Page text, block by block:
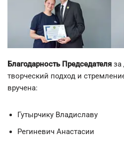
Благодарность Председателя за
творческий подход и
вручена:
Гутырчику Владиславу
Региневич Анастасии